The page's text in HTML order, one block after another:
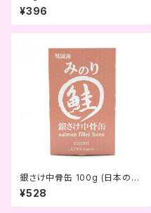
グロ 関節ケア (OCファーム)
¥396
銀さけ中骨缶 100g (日本のみ
のり)
¥528